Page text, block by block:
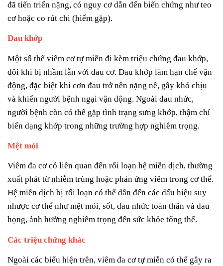
đã tiến triển nặng, có nguy cơ dẫn đến biến chứng như teo
cơ hoặc co rút chi (hiếm gặp).
Đau khớp
Một số thể viêm cơ tự miễn đi kèm triệu chứng đau khớp,
đôi khi bị nhầm lẫn với đau cơ. Đau khớp làm hạn chế vận
động, đặc biệt khi cơn đau trở nên nặng nề, gây khó chịu
và khiến người bệnh ngại vận động. Ngoài đau nhức,
người bệnh còn có thể gặp tình trạng sưng khớp, thậm chí
biến dạng khớp trong những trường hợp nghiêm trọng.
Mệt mỏi
Viêm đa cơ có liên quan đến rối loạn hệ miễn dịch, thường
xuất phát từ nhiễm trùng hoặc phản ứng viêm trong cơ thể.
Hệ miễn dịch bị rối loạn có thể dẫn đến các dấu hiệu suy
nhược cơ thể như mệt mỏi, sốt, đau nhức toàn thân và đau
họng, ảnh hưởng nghiêm trọng đến sức khỏe tổng thể.
Các triệu chứng khác
Ngoài các biểu hiện trên, viêm đa cơ tự miễn có thể gây ra